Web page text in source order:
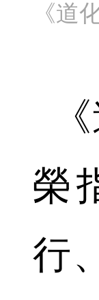
《道
榮
行